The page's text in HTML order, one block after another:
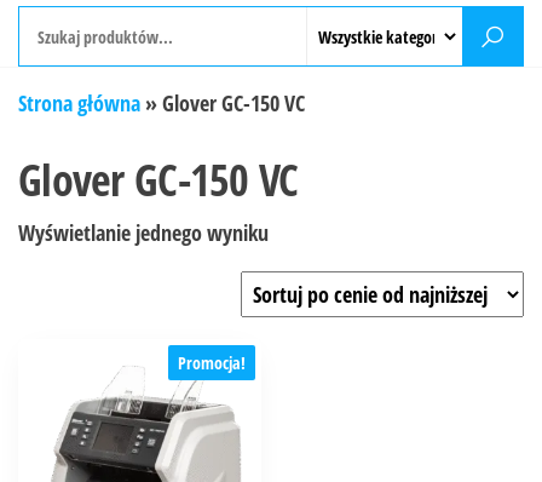
Strona główna »Glover GC-150 VC
Glover GC-150 VC
Wyświetlanie jednego wyniku
Promocja!